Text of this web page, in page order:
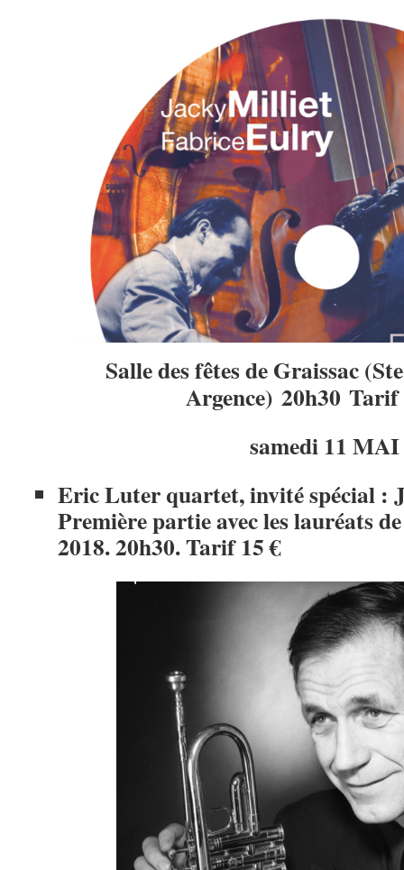
Salle des fêtes de Graissac
Argence) 20h30
samedi 11 MAI
Eric Luter quartet, invité spécial :
Première partie avec les lauréats
2018. 20h30. Tarif 15 €